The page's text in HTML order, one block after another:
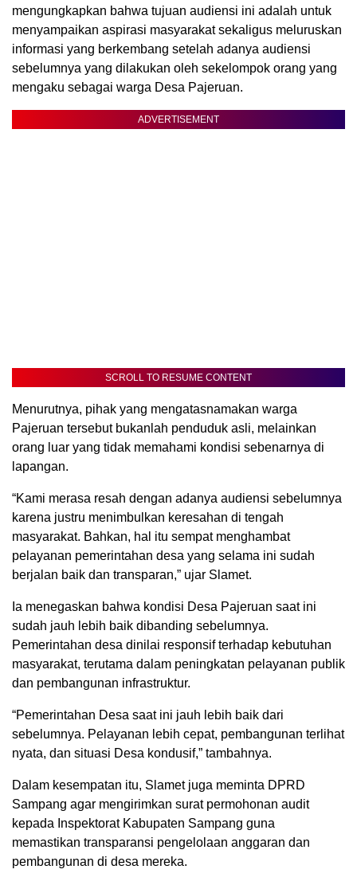
mengungkapkan bahwa tujuan audiensi ini adalah untuk
menyampaikan aspirasi masyarakat sekaligus meluruskan
informasi yang berkembang setelah adanya audiensi
sebelumnya yang dilakukan oleh sekelompok orang yang
mengaku sebagai warga Desa Pajeruan.
ADVERTISEMENT
SCROLL TO RESUME CONTENT
Menurutnya, pihak yang mengatasnamakan warga
Pajeruan tersebut bukanlah penduduk asli, melainkan
orang luar yang tidak memahami kondisi sebenarnya di
lapangan.
“Kami merasa resah dengan adanya audiensi sebelumnya
karena justru menimbulkan keresahan di tengah
masyarakat. Bahkan, hal itu sempat menghambat
pelayanan pemerintahan desa yang selama ini sudah
berjalan baik dan transparan,” ujar Slamet.
Ia menegaskan bahwa kondisi Desa Pajeruan saat ini
sudah jauh lebih baik dibanding sebelumnya.
Pemerintahan desa dinilai responsif terhadap kebutuhan
masyarakat, terutama dalam peningkatan pelayanan publik
dan pembangunan infrastruktur.
“Pemerintahan Desa saat ini jauh lebih baik dari
sebelumnya. Pelayanan lebih cepat, pembangunan terlihat
nyata, dan situasi Desa kondusif,” tambahnya.
Dalam kesempatan itu, Slamet juga meminta DPRD
Sampang agar mengirimkan surat permohonan audit
kepada Inspektorat Kabupaten Sampang guna
memastikan transparansi pengelolaan anggaran dan
pembangunan di desa mereka.